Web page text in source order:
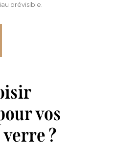
prévisible.
vos
?